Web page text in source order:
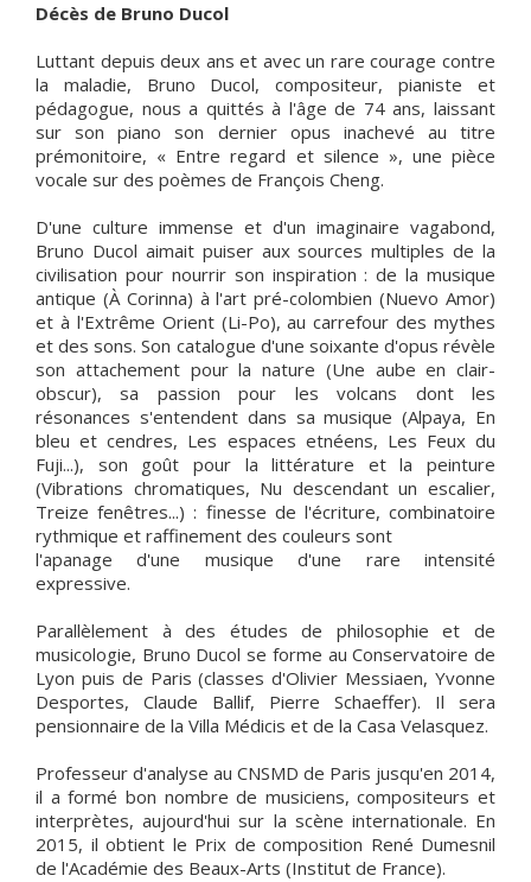
Décès de Bruno Ducol
Luttant depuis deux ans et avec un rare courage contre
la maladie, Bruno Ducol, compositeur, pianiste et
pédagogue, nous a quittés à l'âge de 74 ans, laissant
sur son piano son dernier opus inachevé au titre
prémonitoire, « Entre regard et silence », une pièce
vocale sur des poèmes de François Cheng.
D'une culture immense et d'un imaginaire vagabond,
Bruno Ducol aimait puiser aux sources multiples de la
civilisation pour nourrir son inspiration : de la musique
antique (À Corinna) à l'art pré-colombien (Nuevo Amor)
et à l'Extrême Orient (Li-Po), au carrefour des mythes
et des sons. Son catalogue d'une soixante d'opus révèle
son attachement pour la nature (Une aube en clair-
obscur), sa passion pour les volcans dont les
résonances s'entendent dans sa musique (Alpaya, En
bleu et cendres, Les espaces etnéens, Les Feux du
Fuji...), son goût pour la littérature et la peinture
(Vibrations chromatiques, Nu descendant un escalier,
Treize fenêtres...) : finesse de l'écriture, combinatoire
rythmique et raffinement des couleurs sont
l'apanage d'une musique d'une rare intensité
expressive.
Parallèlement à des études de philosophie et de
musicologie, Bruno Ducol se forme au Conservatoire de
Lyon puis de Paris (classes d'Olivier Messiaen, Yvonne
Desportes, Claude Ballif, Pierre Schaeffer). Il sera
pensionnaire de la Villa Médicis et de la Casa Velasquez.
Professeur d'analyse au CNSMD de Paris jusqu'en 2014,
il a formé bon nombre de musiciens, compositeurs et
interprètes, aujourd'hui sur la scène internationale. En
2015, il obtient le Prix de composition René Dumesnil
de l'Académie des Beaux-Arts (Institut de France).